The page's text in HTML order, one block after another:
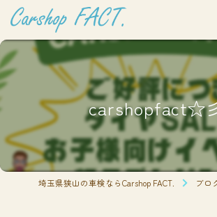
carshopfact☆
埼玉県狭山の車検ならCarshop FACT. ブロ